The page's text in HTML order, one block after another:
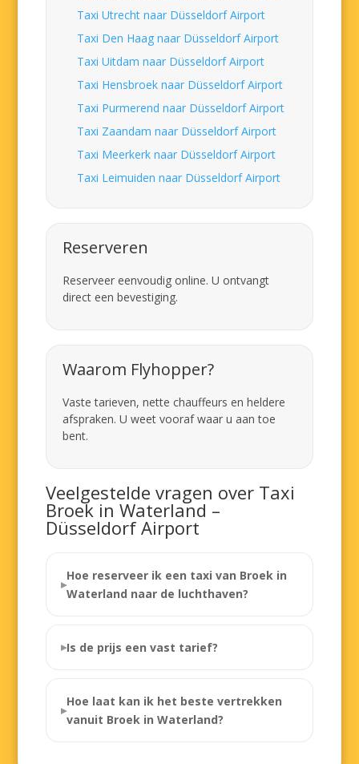
Taxi Utrecht naar Düsseldorf Airport
Taxi Den Haag naar Düsseldorf Airport
Taxi Uitdam naar Düsseldorf Airport
Taxi Hensbroek naar Düsseldorf Airport
Taxi Purmerend naar Düsseldorf Airport
Taxi Zaandam naar Düsseldorf Airport
Taxi Meerkerk naar Düsseldorf Airport
Taxi Leimuiden naar Düsseldorf Airport
Reserveren
Reserveer eenvoudig online. U ontvangt
direct een bevestiging.
Waarom Flyhopper?
Vaste tarieven, nette chauffeurs en heldere
afspraken. U weet vooraf waar u aan toe
bent.
Veelgestelde vragen over Taxi
Broek in Waterland –
Düsseldorf Airport
Hoe reserveer ik een taxi van Broek in
Waterland naar de luchthaven?
Is de prijs een vast tarief?
Hoe laat kan ik het beste vertrekken
vanuit Broek in Waterland?